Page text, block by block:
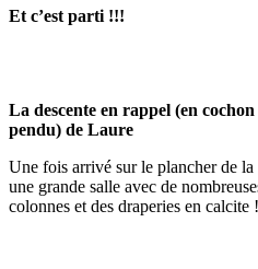
Et c’est parti !!!
La descente en rappel (en cochon
pendu) de Laure
Une fois arrivé sur le plancher de
une grande salle avec de
colonnes et des draperies en calcite !